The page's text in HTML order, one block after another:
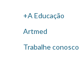
+A Educação
Artmed
Trabalhe conosco